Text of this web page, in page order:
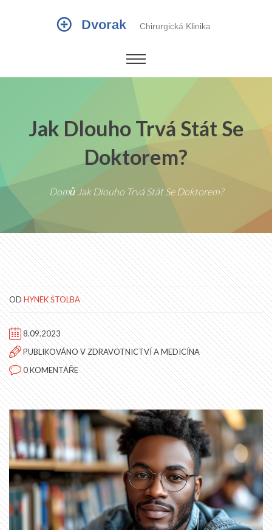
Jak Dlouho Trvá Stát Se
Doktorem?
Domů Jak Dlouho Trvá Stát Se Doktorem?
ODHYNEK ŠTOLBA
8.09.2023
PUBLIKOVÁNO VZDRAVOTNICTVÍ A MEDICÍNA
0 KOMENTÁŘE